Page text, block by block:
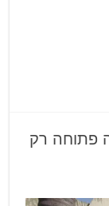
פתוחה רק